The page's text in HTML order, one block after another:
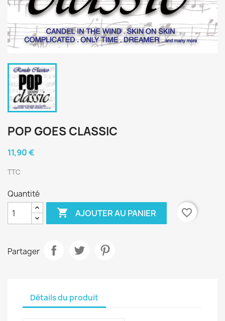
POP GOES CLASSIC
11,90 €
TTC
Quantité
 AJOUTER AU PANIER favorite_border
Partager
Détails du produit